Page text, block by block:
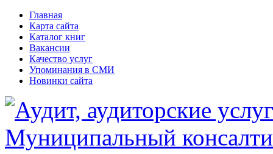
Главная
Карта сайта
Каталог книг
Вакансии
Качество услуг
Упоминания в СМИ
Новинки сайта